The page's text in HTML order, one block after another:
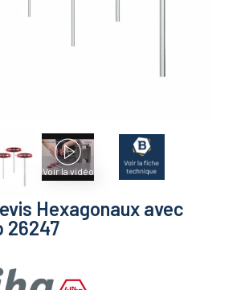
Voir la vidéo
Hexagonaux avec
26247